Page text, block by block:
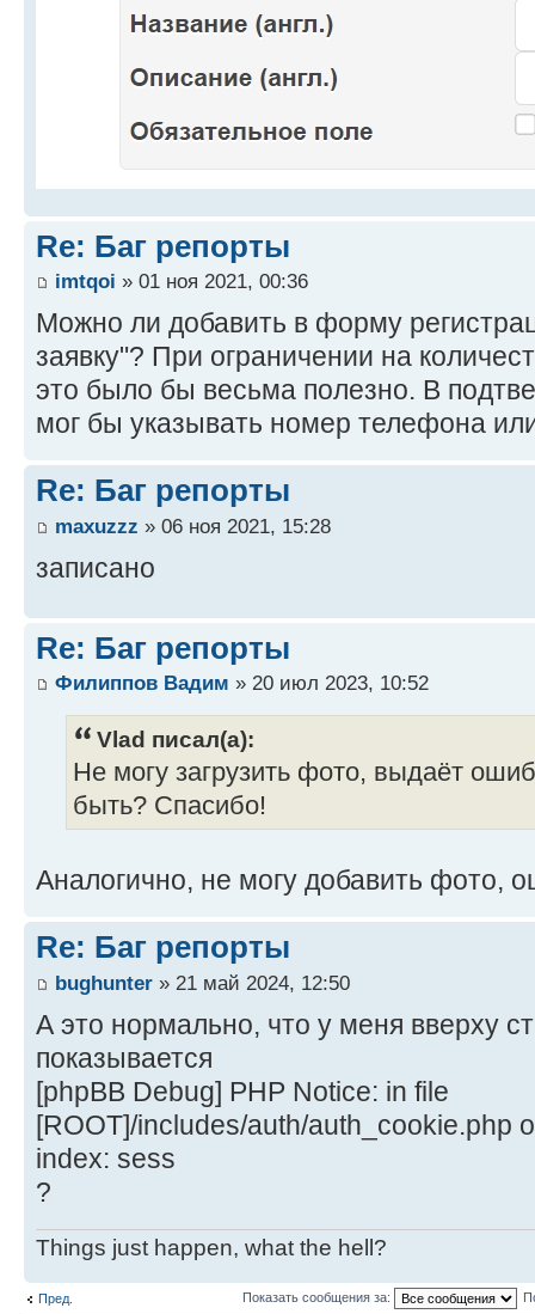
Re: Баг репорты
imtqoi » 01 ноя 2021, 00:36
Можно ли добавить в форму
заявку"? При ограничении на
это было бы весьма полезно. В
мог бы указывать номер телефона
Re: Баг репорты
maxuzzz » 06 ноя 2021, 15:28
записано
Re: Баг репорты
Филиппов Вадим » 20 июл 2023, 10:52
Vlad писал(а):
Не могу загрузить фото, выдаёт
быть? Спасибо!
Аналогично, не могу добавить фото,
Re: Баг репорты
bughunter » 21 май 2024, 12:50
А это нормально, что у меня вверху
показывается
[phpBB Debug] PHP Notice: in file
[ROOT]/includes/auth/auth_cookie.php
index: sess
?
Things just happen, what the hell?
Пред. Показать сообщения за: